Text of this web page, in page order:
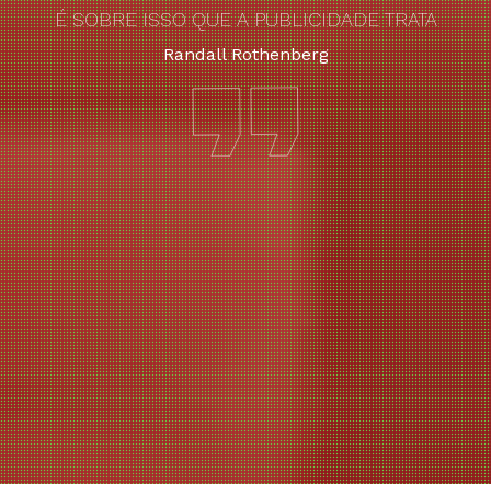
É SOBRE ISSO QUE A PUBLICIDADE TRATA
Randall Rothenberg